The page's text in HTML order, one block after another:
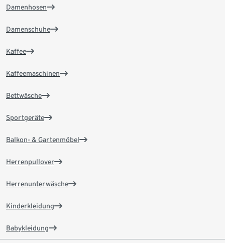
Damenhosen
Damenschuhe
Kaffee
Kaffeemaschinen
Bettwäsche
Sportgeräte
Balkon- & Gartenmöbel
Herrenpullover
Herrenunterwäsche
Kinderkleidung
Babykleidung